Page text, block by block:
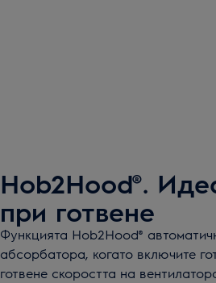
Hob2Hood®.
при готвене
Функцията Hob2Hood®
абсорбатора, когато включите
готвене скоростта на